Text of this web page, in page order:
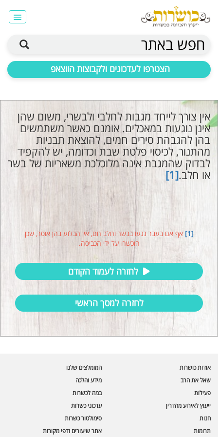
חפש באתר
הצטרפו לעדכונים ולקבוצות הווצאפ
אין צורך לייחד מגבות לחלבי ולבשרי, משום שהן
אינן נוגעות במאכלים. אומנם כאשר משתמשים
בהן להגבהת סירים חמים, להוצאת תבניות
מהתנור, לכיסוי פלטת שבת וכדומה, יש להקפיד
לבדוק שהמגבת אינה מלוכלכת משאריות של בשר
או חלב.[1]
[1]
אף אם בעבר נגעו בבשר וחלב חם, אין הבלוע בהן אוסר, שכן
הוכשרו על ידי הכביסה.
לחזרה לעמוד הקודם
לחזרה למסך הראשי
אודות כושרות
שאל את הרב
פעילות
ייעוץ לאירוע מהדרין
המומלצים שלנו
מידע והלכה
במה לכשרות
עדכוני כשרות
חנות
תרומות
סימולטור כשרות
אתר שיעורים ודפי מקורות
עוזר הכשרות של כושרות
בינה מלאכותית · זמין תמיד
🪲 בדיקת חרקים
מספר כושרות ומאמרי האתר